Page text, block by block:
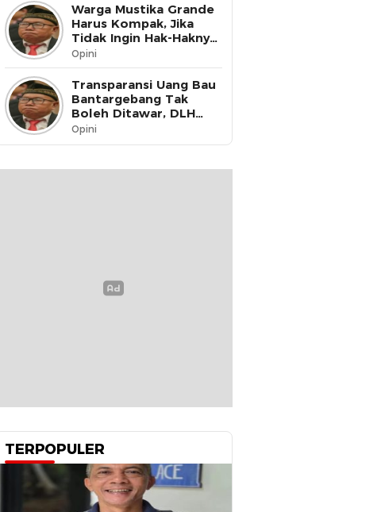
Warga Mustika Grande
Harus Kompak, Jika
Tidak Ingin Hak-Haknya
Dinikmati oleh Pihak
Lain
Opini
Transparansi Uang Bau
Bantargebang Tak
Boleh Ditawar, DLH
Kota Bekasi Harus Buka
Data ke Publik
Opini
TERPOPULER